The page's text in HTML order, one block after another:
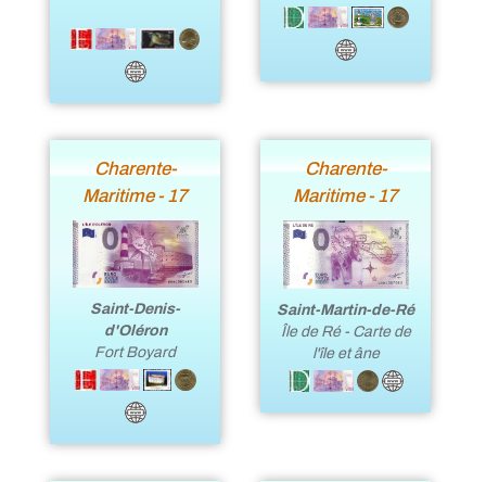
Charente-
Maritime - 17
Saint-Denis-
d'Oléron
Fort Boyard
Charente-
Maritime - 17
Saint-Martin-de-Ré
Île de Ré - Carte de
l'île et âne